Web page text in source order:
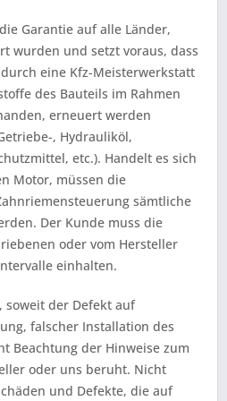
Garantie auf alle Länder,
wurden und setzt voraus, dass
eine Kfz-Meisterwerkstatt
des Bauteils im Rahmen
erneuert werden
, Hydrauliköl,
etc.). Handelt es sich
Motor, müssen die
sämtliche
Der Kunde muss die
oder vom Hersteller
einhalten.
soweit der Defekt auf
falscher Installation des
Beachtung der Hinweise zum
oder uns beruht. Nicht
und Defekte, die auf